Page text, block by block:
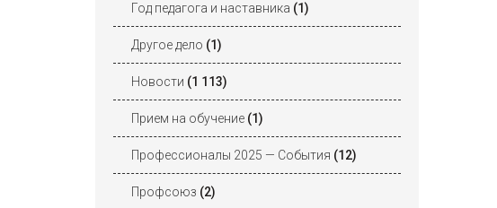
Год педагога и наставника (1)
Другое дело (1)
Новости (1 113)
Прием на обучение (1)
Профессионалы 2025 — События (12)
Профсоюз (2)